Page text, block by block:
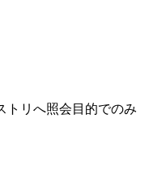
トリへ照会目的でのみ